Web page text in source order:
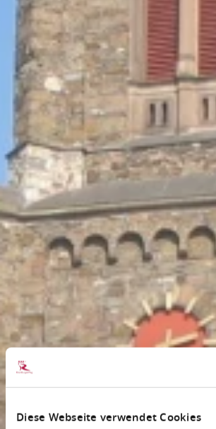
Diese Webseite verwendet Cookies